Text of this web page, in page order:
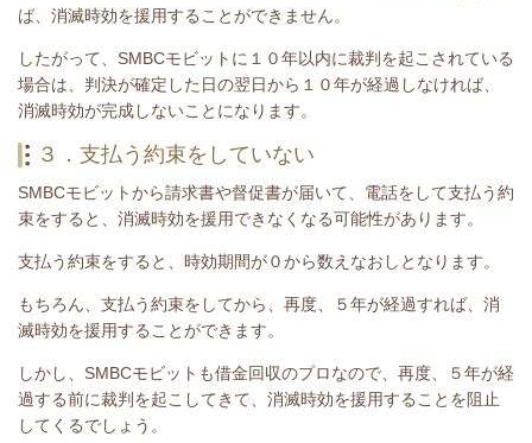
ば、消滅時効を援用することができません。
したがって、SMBCモビットに１０年以内に裁判を起こされている
場合は、 判決が確定した日の翌日から１０年が経過しなければ、
消滅時効が完成しないことになります。
３．支払う約束をしていない
SMBCモビットから請求書や督促書が届いて、電話をして支払う約
束をすると、消滅時効を援用できなくなる可能性があります。
支払う約束をすると、時効期間が０から数えなおしとなります。
もちろん、支払う約束をしてから、再度、５年が経過すれば、消
滅時効を援用することができます。
しかし、SMBCモビットも借金回収のプロなので、再度、５年が経
過する前に裁判を起こしてきて、消滅時効を援用することを阻止
してくるでしょう。